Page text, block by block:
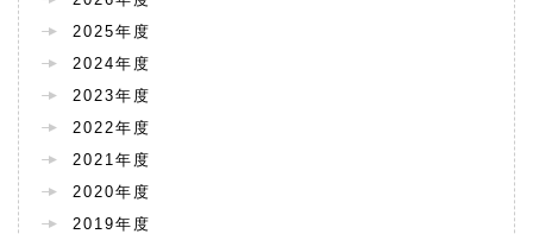
2025年度
2024年度
2023年度
2022年度
2021年度
2020年度
2019年度